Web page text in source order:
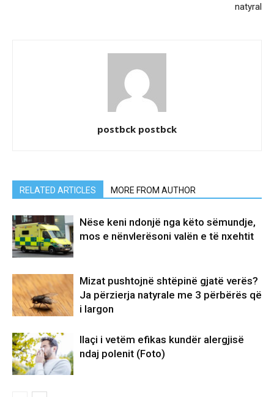
natyral
postbck postbck
RELATED ARTICLES MORE FROM AUTHOR
Nëse keni ndonjë nga këto sëmundje,
mos e nënvlerësoni valën e të nxehtit
Mizat pushtojnë shtëpinë gjatë verës?
Ja përzierja natyrale me 3 përbërës që
i largon
Ilaçi i vetëm efikas kundër alergjisë
ndaj polenit (Foto)